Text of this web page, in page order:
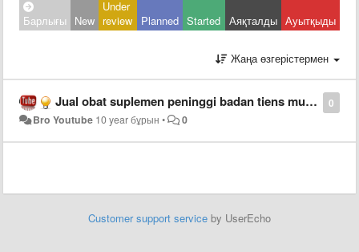
Барлығы New
Under
review
Planned Started Аяқталды Ауытқыды
Жаңа өзгерістермен
0
Jual obat suplemen peninggi badan tiens murah asli
Bro Youtube 10 year бұрын • 0
Customer support service by UserEcho